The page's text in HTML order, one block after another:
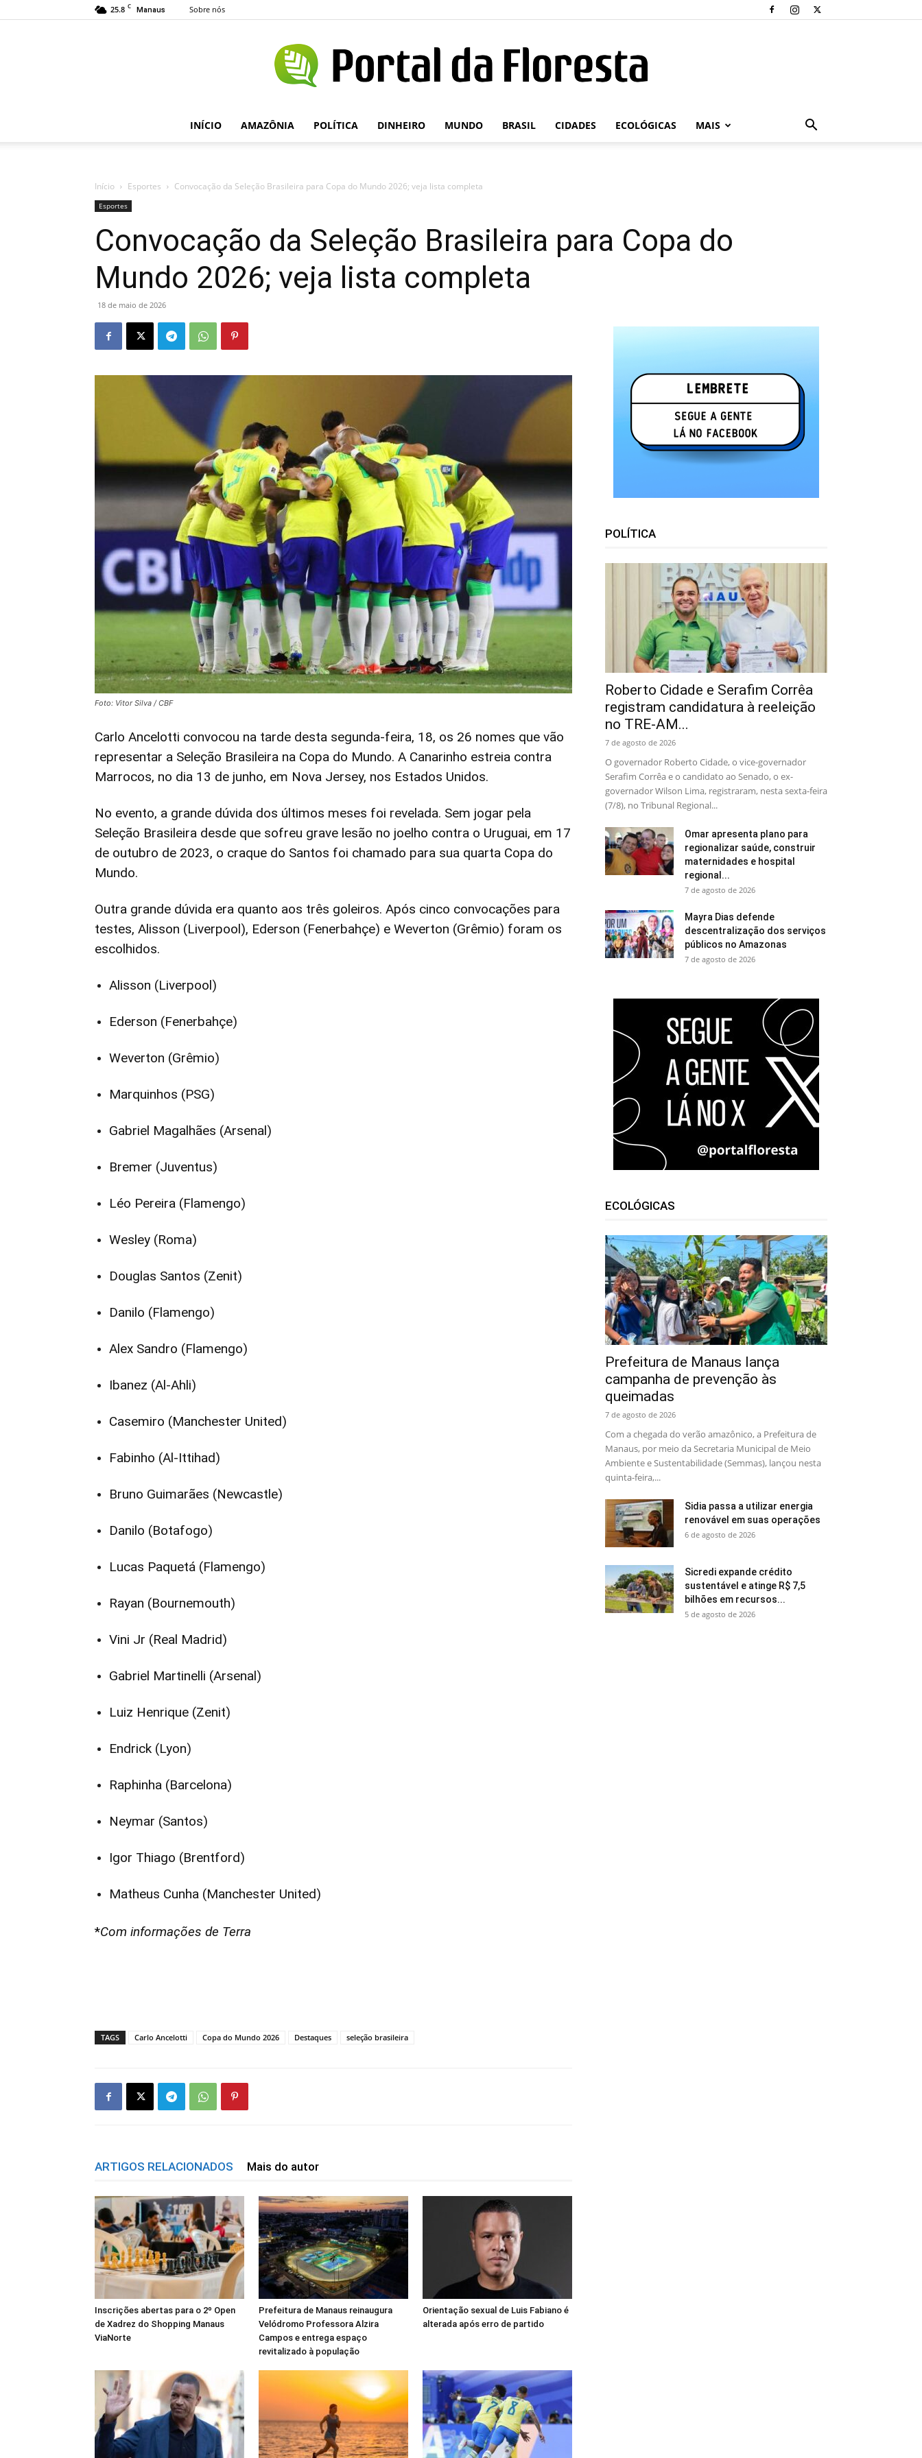
25.8 C Manaus Sobre nós
Portal
INÍCIO AMAZÔNIA POLÍTICA DINHEIRO MUNDO BRASIL CIDADES ECOLÓGICAS MAIS
Início Esportes Convocação da Seleção Brasileira para Copa do Mundo 2026; veja lista completa
Esportes
Convocação da Seleção Brasileira para Copa do
Mundo 2026; veja lista completa
18 de maio de 2026
Foto: Vitor Silva / CBF
Carlo Ancelotti convocou na tarde desta segunda-feira, 18, os 26 nomes que vão
representar a Seleção Brasileira na Copa do Mundo. A Canarinho estreia contra
Marrocos, no dia 13 de junho, em Nova Jersey, nos Estados Unidos.
No evento, a grande dúvida dos últimos meses foi revelada. Sem jogar pela
Seleção Brasileira desde que sofreu grave lesão no joelho contra o Uruguai, em 17
de outubro de 2023, o craque do Santos foi chamado para sua quarta Copa do
Mundo.
Outra grande dúvida era quanto aos três goleiros. Após cinco convocações para
testes, Alisson (Liverpool), Ederson (Fenerbahçe) e Weverton (Grêmio) foram os
escolhidos.
Alisson (Liverpool)
Ederson (Fenerbahçe)
Weverton (Grêmio)
Marquinhos (PSG)
Gabriel Magalhães (Arsenal)
Bremer (Juventus)
Léo Pereira (Flamengo)
Wesley (Roma)
Douglas Santos (Zenit)
Danilo (Flamengo)
Alex Sandro (Flamengo)
Ibanez (Al-Ahli)
Casemiro (Manchester United)
Fabinho (Al-Ittihad)
Bruno Guimarães (Newcastle)
Danilo (Botafogo)
Lucas Paquetá (Flamengo)
Rayan (Bournemouth)
Vini Jr (Real Madrid)
Gabriel Martinelli (Arsenal)
Luiz Henrique (Zenit)
Endrick (Lyon)
Raphinha (Barcelona)
Neymar (Santos)
Igor Thiago (Brentford)
Matheus Cunha (Manchester United)
*Com informações de Terra
TAGS Carlo Ancelotti Copa do Mundo 2026 Destaques seleção brasileira
ARTIGOS RELACIONADOS Mais do autor
Inscrições abertas para o 2º Open
de Xadrez do Shopping Manaus
ViaNorte
Prefeitura de Manaus reinaugura
Velódromo Professora Alzira
Campos e entrega espaço
revitalizado à população
Orientação sexual de Luis Fabiano é
alterada após erro de partido
POLÍTICA
Roberto Cidade e Serafim Corrêa
registram candidatura à reeleição
no TRE-AM...
7 de agosto de 2026
O governador Roberto Cidade, o vice-governador
Serafim Corrêa e o candidato ao Senado, o ex-
governador Wilson Lima, registraram, nesta sexta-feira
(7/8), no Tribunal Regional...
Omar apresenta plano para
regionalizar saúde, construir
maternidades e hospital
regional...
7 de agosto de 2026
Mayra Dias defende
descentralização dos serviços
públicos no Amazonas
7 de agosto de 2026
ECOLÓGICAS
Prefeitura de Manaus lança
campanha de prevenção às
queimadas
7 de agosto de 2026
Com a chegada do verão amazônico, a Prefeitura de
Manaus, por meio da Secretaria Municipal de Meio
Ambiente e Sustentabilidade (Semmas), lançou nesta
quinta-feira,...
Sidia passa a utilizar energia
renovável em suas operações
6 de agosto de 2026
Sicredi expande crédito
sustentável e atinge R$ 7,5
bilhões em recursos...
5 de agosto de 2026